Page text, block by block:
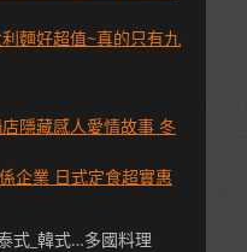
麵好超值~真的只有九
隱藏感人愛情故事 冬
企業 日式定食超實惠
式_韓式…多國料理